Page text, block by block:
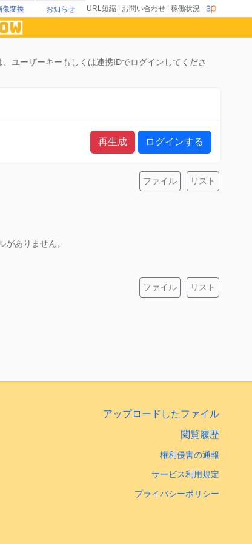
像変換 お知らせ URL短縮 お問い合わせ 稼働状況
ユーザーキーもしくは連携IDでログインしてくださ
再生成 ログインする
ファイル リスト
がありません。
ファイル リスト
アップロードしたファイル
閲覧履歴
権利侵害の通報
サービス利用規定
プライバシーポリシー